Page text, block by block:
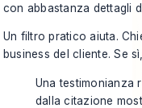
con abbastanza dettagli
Un filtro pratico aiuta.
business del cliente. Se
Una testimonianza
dalla citazione